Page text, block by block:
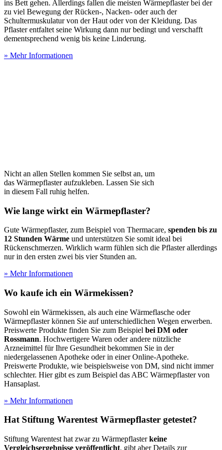
ins Bett gehen. Allerdings fallen die meisten Wärmepflaster bei der
zu viel Bewegung der Rücken-, Nacken- oder auch der
Schultermuskulatur von der Haut oder von der Kleidung. Das
Pflaster entfaltet seine Wirkung dann nur bedingt und verschafft
dementsprechend wenig bis keine Linderung.
» Mehr Informationen
Nicht an allen Stellen kommen Sie selbst an, um
das Wärmepflaster aufzukleben. Lassen Sie sich
in diesem Fall ruhig helfen.
Wie lange wirkt ein Wärmepflaster?
Gute Wärmepflaster, zum Beispiel von Thermacare, spenden bis zu
12 Stunden Wärme und unterstützen Sie somit ideal bei
Rückenschmerzen. Wirklich warm fühlen sich die Pflaster allerdings
nur in den ersten zwei bis vier Stunden an.
» Mehr Informationen
Wo kaufe ich ein Wärmekissen?
Sowohl ein Wärmekissen, als auch eine Wärmeflasche oder
Wärmepflaster können Sie auf unterschiedlichen Wegen erwerben.
Preiswerte Produkte finden Sie zum Beispiel bei DM oder
Rossmann. Hochwertigere Waren oder andere nützliche
Arzneimittel für Ihre Gesundheit bekommen Sie in der
niedergelassenen Apotheke oder in einer Online-Apotheke.
Preiswerte Produkte, wie beispielsweise von DM, sind nicht immer
schlechter. Hier gibt es zum Beispiel das ABC Wärmepflaster von
Hansaplast.
» Mehr Informationen
Hat Stiftung Warentest Wärmepflaster getestet?
Stiftung Warentest hat zwar zu Wärmepflasterkeine
Vergleichsergebnisse veröffentlicht, gibt aber Details zur